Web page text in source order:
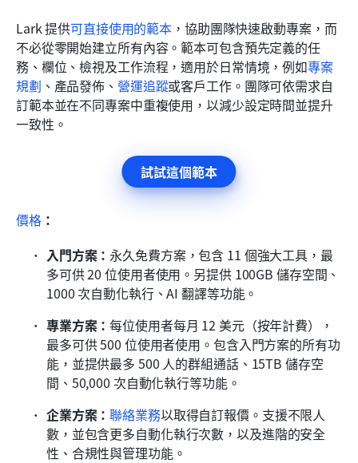
Lark 提供可直接使用的範本 ，協助團隊快速啟動專案，而
不必從零開始建立所有內容。範本可包含預先定義的任
務、欄位、檢視及工作流程，適用於日常情境，例如專案
規劃 、產品發佈、 營運追蹤或客戶工作。團隊可依需求自
訂範本並在不同專案中重複使用，以減少設定時間並提升
一致性。
試試這個範本
價格：
入門方案： 永久免費方案，包含 11 個強大工具，最
多可供 20 位使用者使用。另提供 100GB 儲存空間、
1000 次自動化執行、AI 翻譯等功能。
專業方案：每位使用者每月 12 美元（按年計費），
最多可供 500 位使用者使用。包含入門方案的所有功
能，並提供最多 500 人的群組通話、15TB 儲存空
間、50,000 次自動化執行等功能。
企業方案：聯絡業務以取得自訂報價。支援不限人
數，並包含更多自動化執行次數，以及進階的安全
性、合規性與管理功能。